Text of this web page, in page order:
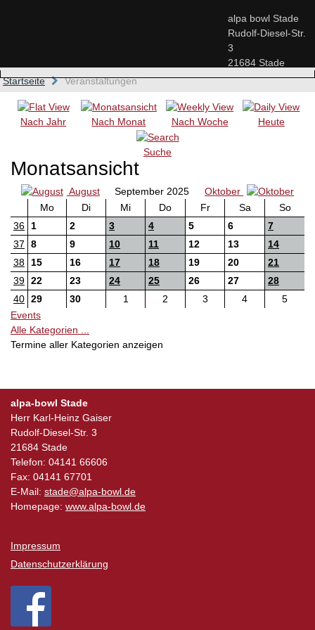
alpa bowl Stade
Rudolf-Diesel-Str.
3
21684 Stade
Startseite
Veranstaltungen
Nach Jahr Nach Monat Nach Woche Heute
Suche
Monatsansicht
August September 2025
Oktober
Mo
Di Mi Do Fr Sa
So
36 1 2 3 4 5 6
7
37
8 9 10 11 12 13
14
38 15 16 17 18 19 20
21
39 22 23 24 25 26 27
28
40 29 30 1 2 3 4
5
Events
Alle Kategorien ...
Termine aller Kategorien anzeigen
alpa-bowl Stade
Herr Karl-Heinz Gaiser
Rudolf-Diesel-Str. 3
21684 Stade
Telefon: 04141 66606
Fax: 04141 67701
E-Mail: stade@alpa-bowl.de
Homepage: www.alpa-bowl.de
Impressum
Datenschutzerklärung